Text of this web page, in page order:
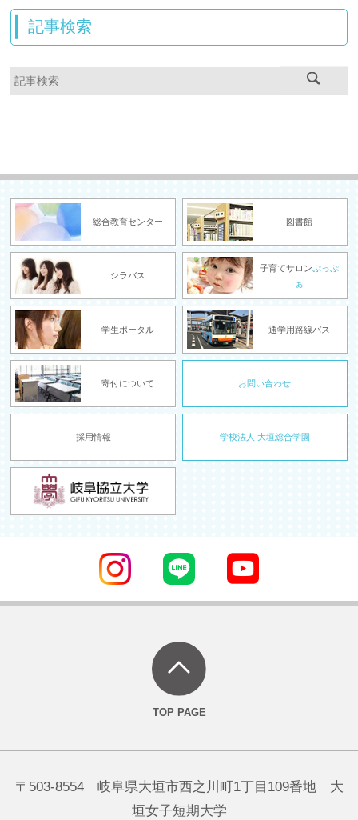
記事検索
総合教育センター 図書館
シラバス
子育てサロンぷっぷ
ぁ
学生ポータル 通学用路線バス
寄付について お問い合わせ
採用情報 学校法人 大垣総合学園
〒503-8554 岐阜県大垣市西之川町1丁目109番地 大
垣女子短期大学